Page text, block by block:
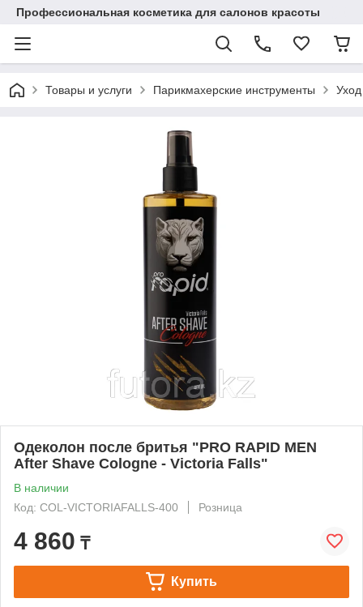
Профессиональная косметика для салонов красоты
Товары и услуги Парикмахерские инструменты
Одеколон после бритья "PRO RAPID MEN
After Shave Cologne - Victoria Falls"
В наличии
Код: COL-VICTORIAFALLS-400
Розница
4 860 ₸
Купить